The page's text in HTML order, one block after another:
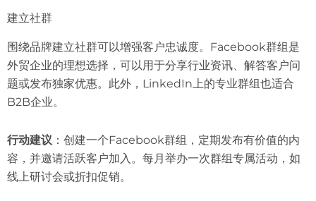
建立社群
围绕品牌建立社群可以增强客户忠诚度。Facebook群组是
外贸企业的理想选择，可以用于分享行业资讯、解答客户问
题或发布独家优惠。此外，LinkedIn上的专业群组也适合
B2B企业。
行动建议 ：创建一个Facebook群组，定期发布有价值的内
容，并邀请活跃客户加入。每月举办一次群组专属活动，如
线上研讨会或折扣促销。